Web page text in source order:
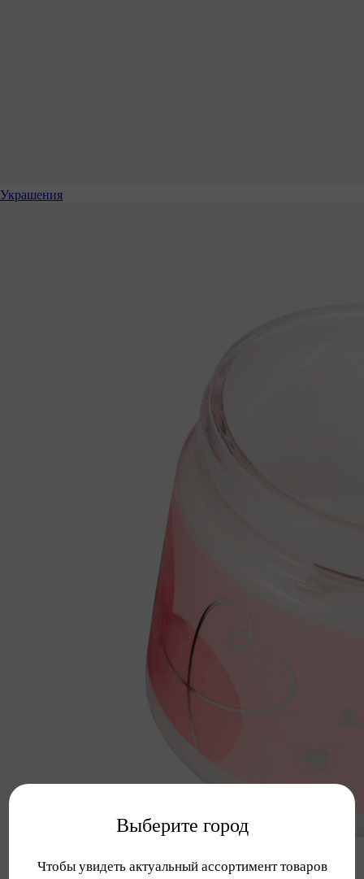
Украшения
Выберите город
Чтобы увидеть актуальный ассортимент товаров